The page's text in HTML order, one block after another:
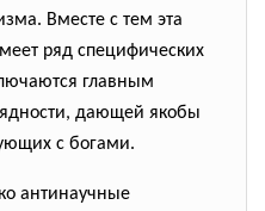
Вместе с тем эта
ряд специфических
главным
дающей якобы
с богами.
антинаучные